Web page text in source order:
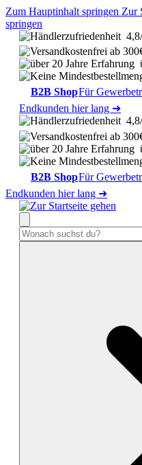
Zum Hauptinhalt springen Zur
springen
B2B ShopFür
Endkunden hier lang ➜
B2B ShopFür
Endkunden hier lang ➜